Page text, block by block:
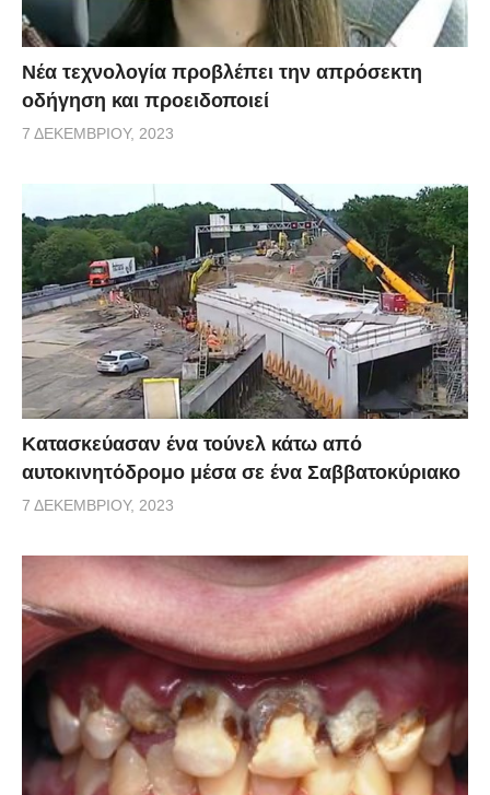
Νέα τεχνολογία προβλέπει την απρόσεκτη
οδήγηση και προειδοποιεί
7 ΔΕΚΕΜΒΡΊΟΥ, 2023
Κατασκεύασαν ένα τούνελ κάτω από
αυτοκινητόδρομο μέσα σε ένα Σαββατοκύριακο
7 ΔΕΚΕΜΒΡΊΟΥ, 2023